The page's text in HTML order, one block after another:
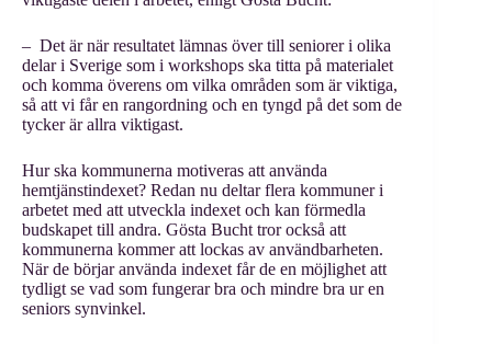
– Det är när resultatet lämnas över till seniorer i olika
delar i Sverige som i workshops ska titta på materialet
och komma överens om vilka områden som är viktiga,
så att vi får en rangordning och en tyngd på det som de
tycker är allra viktigast.
Hur ska kommunerna motiveras att använda
hemtjänstindexet? Redan nu deltar flera kommuner i
arbetet med att utveckla indexet och kan förmedla
budskapet till andra. Gösta Bucht tror också att
kommunerna kommer att lockas av användbarheten.
När de börjar använda indexet får de en möjlighet att
tydligt se vad som fungerar bra och mindre bra ur en
seniors synvinkel.